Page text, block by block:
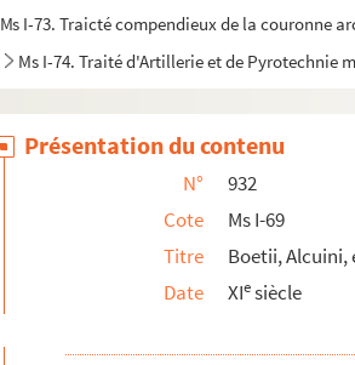
Ms I-73. Traicté compendieux de la couronne
Ms I-74. Traité d'Artillerie et de Pyrotechnie
Présentation du contenu
N°
932
Cote
Ms I-69
Titre
Boetii, Alcuini,
Date
XIesiècle